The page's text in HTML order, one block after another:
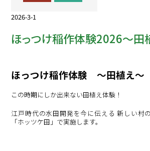
2026-3-1
ほっつけ稲作体験2026～田
ほっつけ稲作体験 ～田植え～
この時期にしか出来ない田植え体験！
江戸時代の水田開発を今に伝える 新しい村
「ホッツケ田」で実施します。